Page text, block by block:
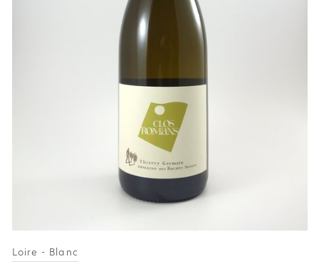
Loire - Blanc